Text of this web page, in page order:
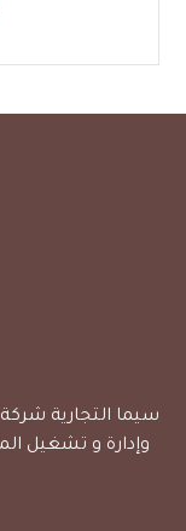
سيما التجارية
وإدارة و تشغيل